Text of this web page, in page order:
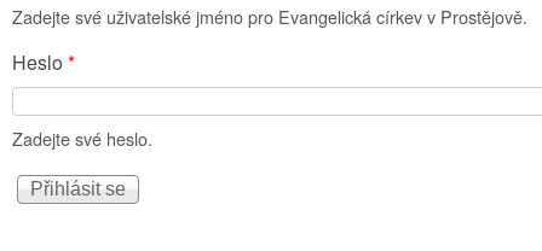
Zadejte své uživatelské jméno pro Evangelická církev v Prostějově.
Heslo *
Zadejte své heslo.